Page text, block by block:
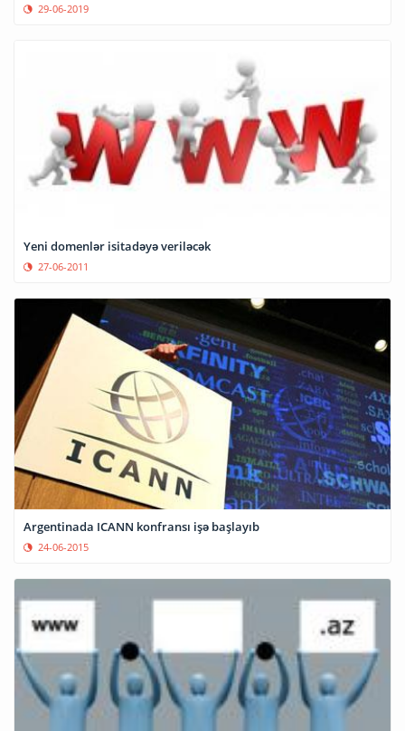
29-06-2019
Yeni domenlər isitadəyə veriləcək
27-06-2011
Argentinada ICANN konfransı işə başlayıb
24-06-2015